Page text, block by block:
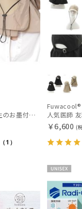
人気医師 友利新先生のお墨付き！【遮光100％帽子】フワクール® (Fuwacool®) 日差しを完全遮断サファリハット 遮光100 UV100
（1）
Fuwacool®
￥6,600 (
X